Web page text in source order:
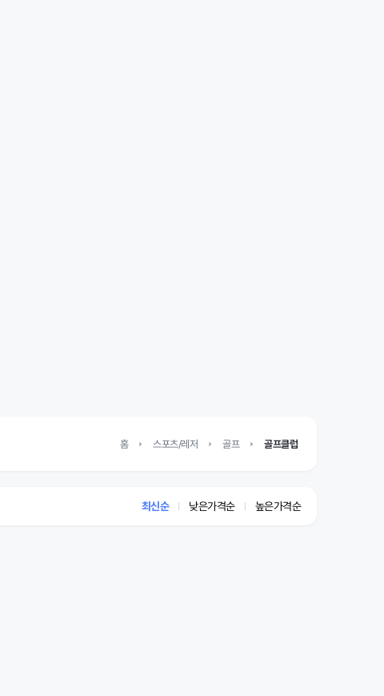
홈 스포츠/레저 골프 골프클럽
최신순 낮은가격순 높은가격순